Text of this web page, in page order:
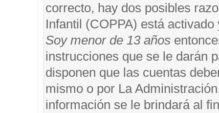
correcto, hay dos posibles
Infantil (COPPA) está
Soy menor de 13 años
instrucciones que se le darán
disponen que las cuentas
mismo o por La
información se le brindará al